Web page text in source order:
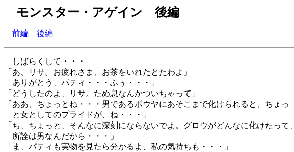
モンスター・アゲイン 後編
前編 後編
しばらくして・・・
「あ、リサ。お疲れさま、お茶をいれたとたわよ」
「ありがとう、パティ・・・ふぅ・・・」
「どうしたのよ、リサ。ため息なんかついちゃって」
「ああ、ちょっとね・・・男であるボウヤにあそこまで化けられると、ちょっ
と女としてのプライドが、ね・・・」
「ち、ちょっと、そんなに深刻にならないでよ。グロウがどんなに化けたって、
所詮は男なんだから・・・」
「ま、パティも実物を見たら分かるよ、私の気持ちも・・・」